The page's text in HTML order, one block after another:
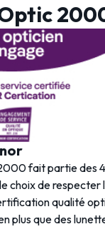
fait partie des
choix de respecter
qualité
plus que des